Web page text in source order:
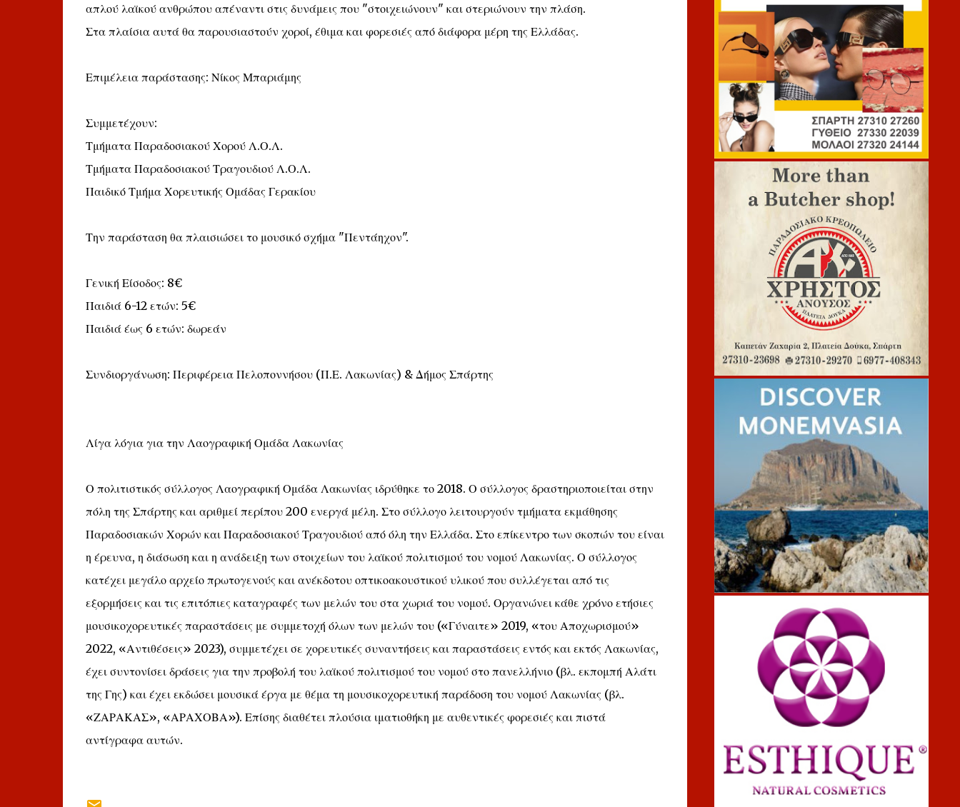
απλού λαϊκού ανθρώπου απέναντι στις δυνάμεις που "στοιχειώνουν" και στεριώνουν την πλάση.
Στα πλαίσια αυτά θα παρουσιαστούν χοροί, έθιμα και φορεσιές από διάφορα μέρη της Ελλάδας.
Επιμέλεια παράστασης: Νίκος Μπαριάμης
Συμμετέχουν:
Τμήματα Παραδοσιακού Χορού Λ.Ο.Λ.
Τμήματα Παραδοσιακού Τραγουδιού Λ.Ο.Λ.
Παιδικό Τμήμα Χορευτικής Ομάδας Γερακίου
Την παράσταση θα πλαισιώσει το μουσικό σχήμα "Πεντάηχον".
Γενική Είσοδος: 8€
Παιδιά 6-12 ετών: 5€
Παιδιά έως 6 ετών: δωρεάν
Συνδιοργάνωση: Περιφέρεια Πελοποννήσου (Π.Ε. Λακωνίας) & Δήμος Σπάρτης
Λίγα λόγια για την Λαογραφική Ομάδα Λακωνίας
Ο πολιτιστικός σύλλογος Λαογραφική Ομάδα Λακωνίας ιδρύθηκε το 2018. Ο σύλλογος δραστηριοποιείται στην
πόλη της Σπάρτης και αριθμεί περίπου 200 ενεργά μέλη. Στο σύλλογο λειτουργούν τμήματα εκμάθησης
Παραδοσιακών Χορών και Παραδοσιακού Τραγουδιού από όλη την Ελλάδα. Στο επίκεντρο των σκοπών του είναι
η έρευνα, η διάσωση και η ανάδειξη των στοιχείων του λαϊκού πολιτισμού του νομού Λακωνίας. Ο σύλλογος
κατέχει μεγάλο αρχείο πρωτογενούς και ανέκδοτου οπτικοακουστικού υλικού που συλλέγεται από τις
εξορμήσεις και τις επιτόπιες καταγραφές των μελών του στα χωριά του νομού. Οργανώνει κάθε χρόνο ετήσιες
μουσικοχορευτικές παραστάσεις με συμμετοχή όλων των μελών του («Γύναιτε» 2019, «του Αποχωρισμού»
2022, «Αντιθέσεις» 2023), συμμετέχει σε χορευτικές συναντήσεις και παραστάσεις εντός και εκτός Λακωνίας,
έχει συντονίσει δράσεις για την προβολή του λαϊκού πολιτισμού του νομού στο πανελλήνιο (βλ. εκπομπή Αλάτι
της Γης) και έχει εκδώσει μουσικά έργα με θέμα τη μουσικοχορευτική παράδοση του νομού Λακωνίας (βλ.
«ΖΑΡΑΚΑΣ», «ΑΡΑΧΟΒΑ»). Επίσης διαθέτει πλούσια ιματιοθήκη με αυθεντικές φορεσιές και πιστά
αντίγραφα αυτών.